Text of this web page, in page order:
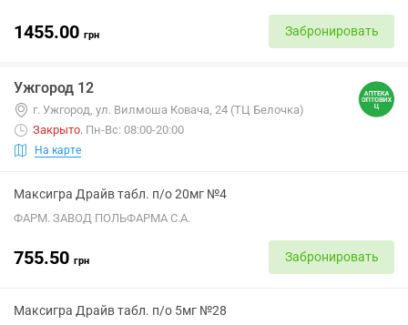
1455.00 грн Забронировать
Ужгород 12
г. Ужгород, ул. Вилмоша Ковача, 24 (ТЦ Белочка)
Закрыто. Пн-Вс: 08:00-20:00
На карте
Максигра Драйв табл. п/о 20мг №4
ФАРМ. ЗАВОД ПОЛЬФАРМА С.А.
755.50 грн Забронировать
Максигра Драйв табл. п/о 5мг №28